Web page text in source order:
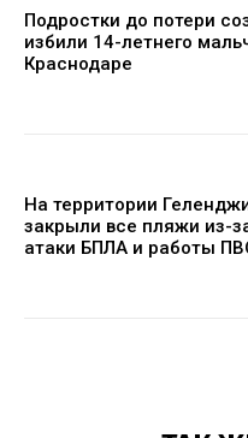
Подростки до потери
избили 14-летнего
Краснодаре
На территории
закрыли все пляжи из-
атаки БПЛА и работы